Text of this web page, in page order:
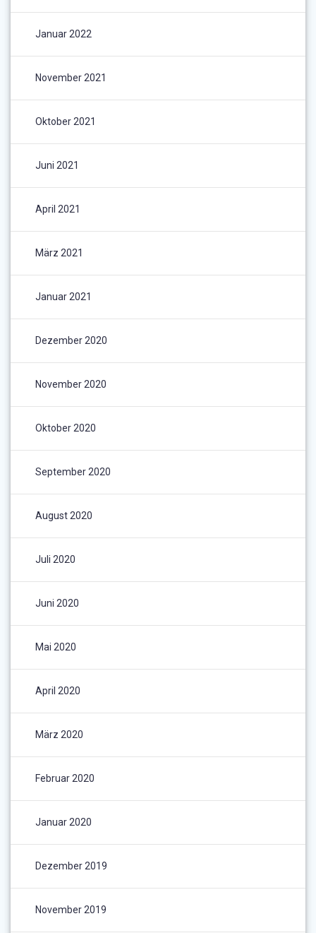
Januar 2022
November 2021
Oktober 2021
Juni 2021
April 2021
März 2021
Januar 2021
Dezember 2020
November 2020
Oktober 2020
September 2020
August 2020
Juli 2020
Juni 2020
Mai 2020
April 2020
März 2020
Februar 2020
Januar 2020
Dezember 2019
November 2019